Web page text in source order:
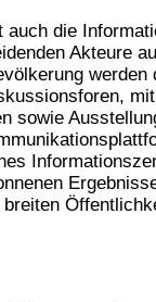
die
Akteure
werden
mit
sowie